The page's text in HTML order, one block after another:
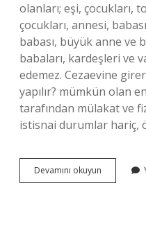
olanları; eşi, çocukları,
çocukları, annesi,
babası, büyük anne ve
babaları, kardeşleri ve
edemez. Cezaevine
yapılır? mümkün olan
tarafından mülakat ve
istisnai durumlar hariç,
Devamını okuyun